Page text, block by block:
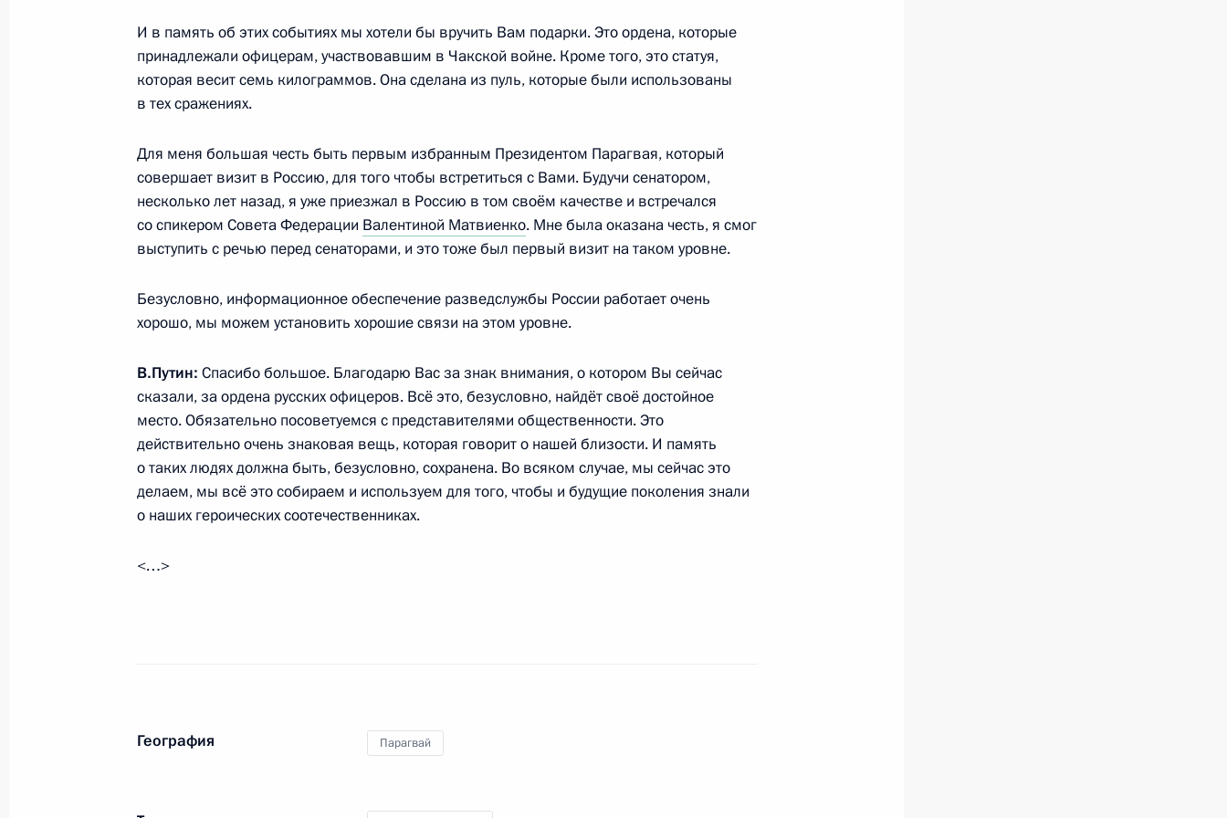
Встреча с Председателем Президиума Верховного народного
14 июня 2018 года, 15:30 Москва, Кремль
Встреча с Президентом Киргизии Сооронбаем Жээнбековым
14 июня 2018 года, 13:40 Москва, Кремль
Встреча с избранным Президентом Парагвая Марио Абдо
Бенитесом
14 июня 2018 года, 13:00 Москва, Кремль
5
Указ о мерах по оптимизации структуры Администрации
И в память об этих событиях мы хотели бы вручить Вам подарки. Это ордена, которые
принадлежали офицерам, участвовавшим в Чакской войне. Кроме того, это статуя,
которая весит семь килограммов. Она сделана из пуль, которые были использованы
в тех сражениях.
Для меня большая честь быть первым избранным Президентом Парагвая, который
совершает визит в Россию, для того чтобы встретиться с Вами. Будучи сенатором,
несколько лет назад, я уже приезжал в Россию в том своём качестве и встречался
со спикером Совета Федерации Валентиной Матвиенко. Мне была оказана честь, я смог
выступить с речью перед сенаторами, и это тоже был первый визит на таком уровне.
Безусловно, информационное обеспечение разведслужбы России работает очень
хорошо, мы можем установить хорошие связи на этом уровне.
В.Путин: Спасибо большое. Благодарю Вас за знак внимания, о котором Вы сейчас
сказали, за ордена русских офицеров. Всё это, безусловно, найдёт своё достойное
место. Обязательно посоветуемся с представителями общественности. Это
действительно очень знаковая вещь, которая говорит о нашей близости. И память
о таких людях должна быть, безусловно, сохранена. Во всяком случае, мы сейчас это
делаем, мы всё это собираем и используем для того, чтобы и будущие поколения знали
о наших героических соотечественниках.
<…>
География Парагвай